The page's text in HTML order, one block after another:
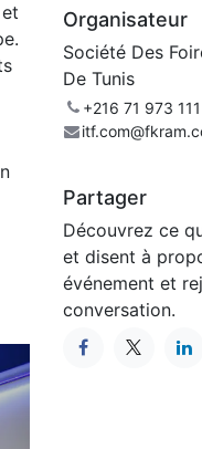
Organisateur
Société Des
De Tunis
+216 71 973 111
Partager
Découvrez ce
et disent à
événement et
conversation.